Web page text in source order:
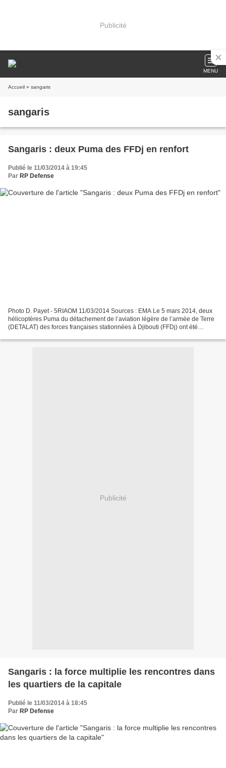
Publicité
MENU
Accueil » sangaris
sangaris
Sangaris : deux Puma des FFDj en renfort
Publié le 11/03/2014 à 19:45
Par RP Defense
Photo D. Payet - 5RIAOM 11/03/2014 Sources : EMA Le 5 mars 2014, deux
hélicoptères Puma du détachement de l’aviation légère de l’armée de Terre
(DETALAT) des forces françaises stationnées à Djibouti (FFDj) ont été
Publicité
Sangaris : la force multiplie les rencontres dans
les quartiers de la capitale
Publié le 11/03/2014 à 18:45
Par RP Defense